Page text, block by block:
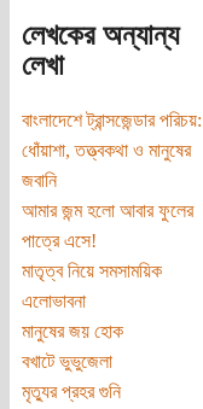
লেখকের অন্যান্য
লেখা
বাংলাদেশে ট্রান্সজেন্ডার পরিচয়:
ধোঁয়াশা, তত্ত্বকথা ও মানুষের
জবানি
আমার জন্ম হলো আবার ফুলের
পাত্রে এসে!
মাতৃত্ব নিয়ে সমসাময়িক
এলোভাবনা
মানুষের জয় হোক
বখাটে ভুভুজেলা
মৃত্যুর প্রহর গুনি